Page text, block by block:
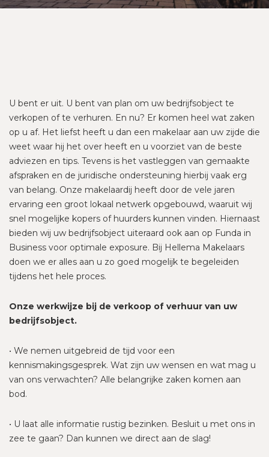
U bent er uit. U bent van plan om uw bedrijfsobject te
verkopen of te verhuren. En nu? Er komen heel wat zaken
op u af. Het liefst heeft u dan een makelaar aan uw zijde die
weet waar hij het over heeft en u voorziet van de beste
adviezen en tips. Tevens is het vastleggen van gemaakte
afspraken en de juridische ondersteuning hierbij vaak erg
van belang. Onze makelaardij heeft door de vele jaren
ervaring een groot lokaal netwerk opgebouwd, waaruit wij
snel mogelijke kopers of huurders kunnen vinden. Hiernaast
bieden wij uw bedrijfsobject uiteraard ook aan op Funda in
Business voor optimale exposure. Bij Hellema Makelaars
doen we er alles aan u zo goed mogelijk te begeleiden
tijdens het hele proces.
Onze werkwijze bij de verkoop of verhuur van uw
bedrijfsobject.
• We nemen uitgebreid de tijd voor een
kennismakingsgesprek. Wat zijn uw wensen en wat mag u
van ons verwachten? Alle belangrijke zaken komen aan
bod.
• U laat alle informatie rustig bezinken. Besluit u met ons in
zee te gaan? Dan kunnen we direct aan de slag!